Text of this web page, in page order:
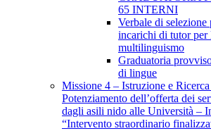
65 INTERNI
Verbale di
incarichi di tutor per
multilinguismo
Graduatoria
di lingue
Missione 4 – Istruzione e
Potenziamento dell’offerta dei
dagli asili nido alle Università –
“Intervento straordinario